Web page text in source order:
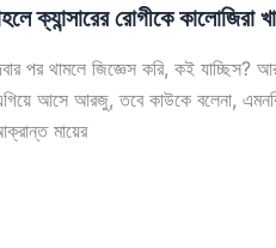
ক্যান্সারের রোগীকে কালোজিরা
পর থামলে জিজ্ঞেস করি, কই যাচ্ছিস?
আসে আরজু, তবে কাউকে বলেনা,
মায়ের